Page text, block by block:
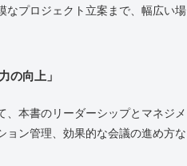
なプロジェクト立案まで、幅広い場
の向上」
本書のリーダーシップとマネジメ
ョン管理、効果的な会議の進め方な